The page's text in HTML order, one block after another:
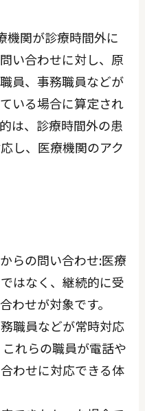
機関が診療時間外に
い合わせに対し、原
員、事務職員などが
いる場合に算定され
は、診療時間外の患
し、医療機関のアク
らの問い合わせ:医療
はなく、継続的に受
わせが対象です。
職員などが常時対応
れらの職員が電話や
わせに対応できる体